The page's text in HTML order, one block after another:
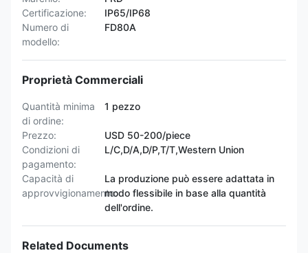
Certificazione:
IP65/IP68
Numero di
modello:
FD80A
Proprietà Commerciali
Quantità minima
di ordine:
1 pezzo
Prezzo:
USD 50-200/piece
Condizioni di
pagamento:
L/C,D/A,D/P,T/T,Western Union
Capacità di
approvvigionamento:
La produzione può essere adattata in
modo flessibile in base alla quantità
dell'ordine.
Related Documents